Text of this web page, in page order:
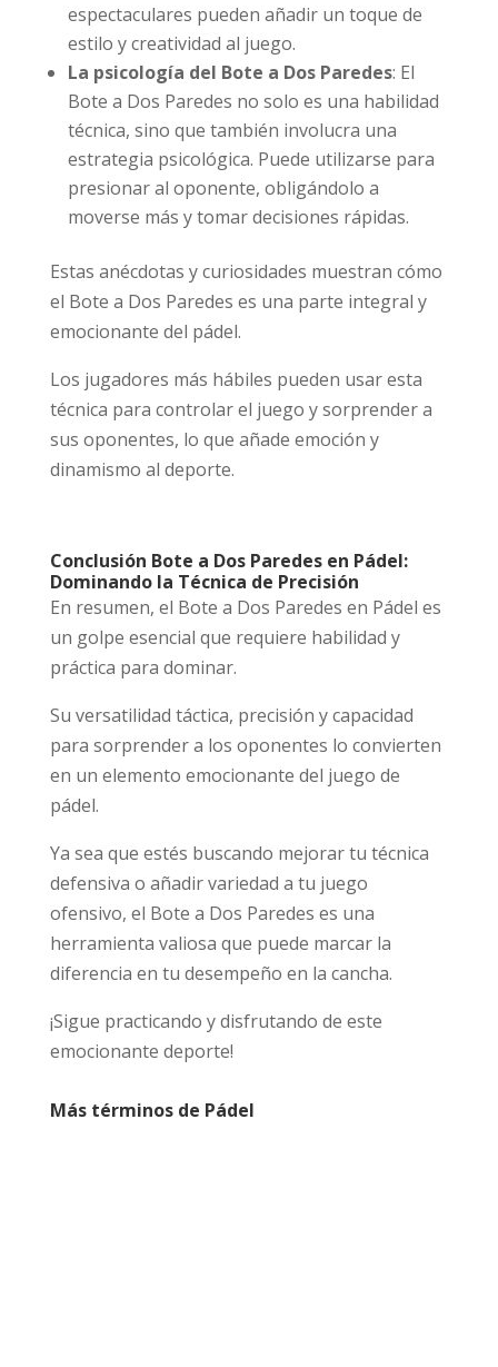
espectaculares pueden añadir un toque de
estilo y creatividad al juego.
La psicología del Bote a Dos Paredes: El
Bote a Dos Paredes no solo es una habilidad
técnica, sino que también involucra una
estrategia psicológica. Puede utilizarse para
presionar al oponente, obligándolo a
moverse más y tomar decisiones rápidas.
Estas anécdotas y curiosidades muestran cómo
el Bote a Dos Paredes es una parte integral y
emocionante del pádel.
Los jugadores más hábiles pueden usar esta
técnica para controlar el juego y sorprender a
sus oponentes, lo que añade emoción y
dinamismo al deporte.
Conclusión Bote a Dos Paredes en Pádel:
Dominando la Técnica de Precisión
En resumen, el Bote a Dos Paredes en Pádel es
un golpe esencial que requiere habilidad y
práctica para dominar.
Su versatilidad táctica, precisión y capacidad
para sorprender a los oponentes lo convierten
en un elemento emocionante del juego de
pádel.
Ya sea que estés buscando mejorar tu técnica
defensiva o añadir variedad a tu juego
ofensivo, el Bote a Dos Paredes es una
herramienta valiosa que puede marcar la
diferencia en tu desempeño en la cancha.
¡Sigue practicando y disfrutando de este
emocionante deporte!
Más términos de Pádel